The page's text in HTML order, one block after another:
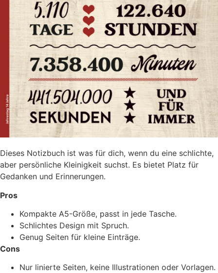
Dieses Notizbuch ist was für dich, wenn du eine schlichte,
aber persönliche Kleinigkeit suchst. Es bietet Platz für
Gedanken und Erinnerungen.
Pros
Kompakte A5-Größe, passt in jede Tasche.
Schlichtes Design mit Spruch.
Genug Seiten für kleine Einträge.
Cons
Nur linierte Seiten, keine Illustrationen oder Vorlagen.